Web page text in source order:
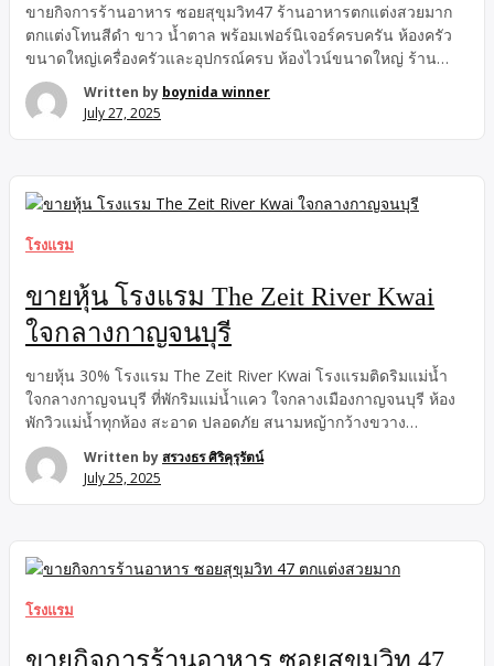
ขายกิจการร้านอาหาร ซอยสุขุมวิท47 ร้านอาหารตกแต่งสวยมาก
ตกแต่งโทนสีดำ ขาว น้ำตาล พร้อมเฟอร์นิเจอร์ครบครัน ห้องครัว
ขนาดใหญ่เครื่องครัวและอุปกรณ์ครบ ห้องไวน์ขนาดใหญ่ ร้าน
เป็นกระจกโปร่งเห็นสนามหญ้า ต้นไม้สวยงาม สามารถเข้าดำเนิน
กิจการต่อได้ทันที อยู่บนพื้นที่ 218 ตารางวา พื้นที่ใช้สอยรวมทั้งหมด
900 ตารางเมตร ภายในอาคาร 400 ตารางเมตร ด้านนอกอาคาร
จ่ายค่าเช่าที่ดิน 209,000 บาท/เดือน ราคา 7,000,000 บาท Tel
091~541~5556 Line ID : boynidabbb รายละเอียดทรัพย์ :: –
ภายในอาคารแบ่งเป็น 2 ชั้น ** ชั้น 1 สูง […]
Written by boynida winner
July 27, 2025
โรงแรม
ขายหุ้น โรงแรม The Zeit River Kwai
ใจกลางกาญจนบุรี
ขายหุ้น 30% โรงแรม The Zeit River Kwai โรงแรมติดริมแม่น้ำ
ใจกลางกาญจนบุรี ที่พักริมแม่น้ำแคว ใจกลางเมืองกาญจนบุรี ห้อง
พักวิวแม่น้ำทุกห้อง สะอาด ปลอดภัย สนามหญ้ากว้างขวาง
บรรยากาศดี เงียบสงบ ไม่วุ่นวาย มาพักผ่อนแบบชิลๆ ปล่อยใจ ใช้
ชีวิตแบบ slow life ที่สำคัญ – สัตว์เลี้ยงเข้าพักได้ – มีร้านอาหาร
และคาเฟ่ ภายในโรงแรม – มีกิจกรรมทั้งทางบกและทางน้ำ ราคา
แม่น้ำแคว 4. บิ๊กซี กาญจนบุรี 5. ทีเอ็มเค พาร์ค กาญจนบุรี ที่ตั้ง
ถนน กัมพูชา ตำบล บ้านใต้ อำเภอเมืองกาญจนบุรี กาญจนบุรี
——————————————————————— […]
Written by สรวงธร ศิริคุรุรัตน์
July 25, 2025
โรงแรม